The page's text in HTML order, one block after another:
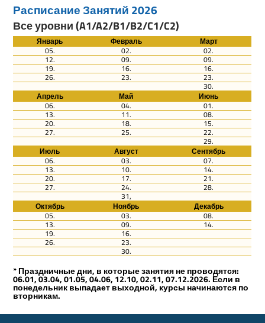
Расписание Занятий 2026
Все уровни (A1/A2/B1/B2/C1/C2)
Январь Февраль
Март
05.
02. 02.
12. 09. 09.
19. 16. 16.
26. 23. 23.
30.
Апрель
Май
Июнь
06.
04. 01.
13. 11. 08.
20. 18. 15.
27. 25. 22.
29.
Июль
Август
Сентябрь
06.
03. 07.
13. 10. 14.
20. 17. 21.
27. 24. 28.
31,
Октябрь
Ноябрь
Декабрь
05.
03. 08.
13. 09. 14.
19. 16.
26. 23.
30.
* Праздничные дни, в которые занятия не проводятся:
06.01, 03.04, 01.05, 04.06, 12.10, 02.11, 07.12.2026. Если в
понедельник выпадает выходной, курсы начинаются по
вторникам.